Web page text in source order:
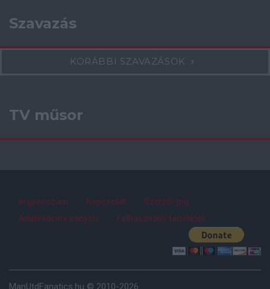
Szavazás
KORÁBBI SZAVAZÁSOK
TV műsor
Impresszum Kapcsolat
Szerzői jog
Adatvédelmi irányelv
Felhasználói feltételek
ManUtdFanatics.hu © 2010-2026